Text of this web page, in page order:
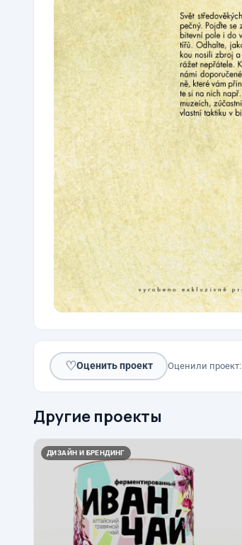
♡Оценить проект Оценили проект:
Другие проекты
ДИЗАЙН И БРЕНДИНГ